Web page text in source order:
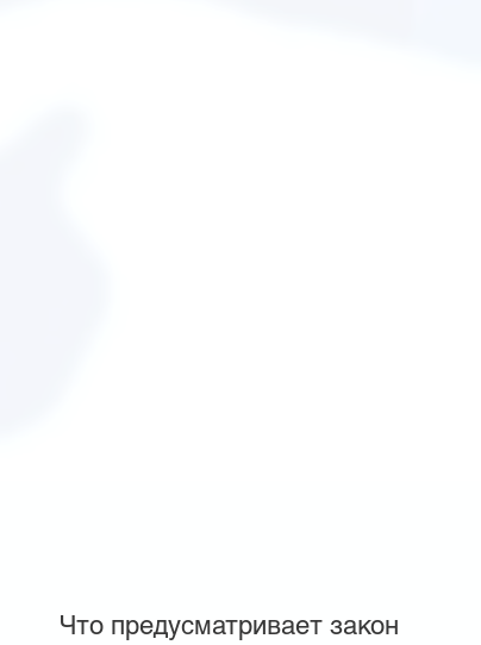
Что предусматривает закон